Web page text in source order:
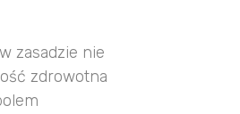
zasadzie nie
zdrowotna